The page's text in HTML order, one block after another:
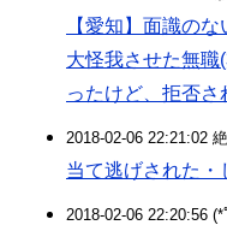
【愛知】面識の
大怪我させた無
ったけど、拒否さ
2018-02-06 22:21:02
当て逃げされた・
2018-02-06 22:20:56